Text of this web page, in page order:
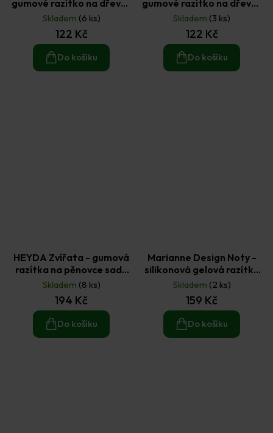
gumové razítko na dřevě 1
ks
Skladem (6 ks)
122 Kč
Do košíku
gumové razítko na dřevě 1
ks
Skladem (3 ks)
122 Kč
Do košíku
HEYDA Zvířata - gumová
razítka na pěnovce sada
15 ks
Skladem (8 ks)
194 Kč
Do košíku
Marianne Design Noty -
silikonová gelová razítka
20 ks
Skladem (2 ks)
159 Kč
Do košíku